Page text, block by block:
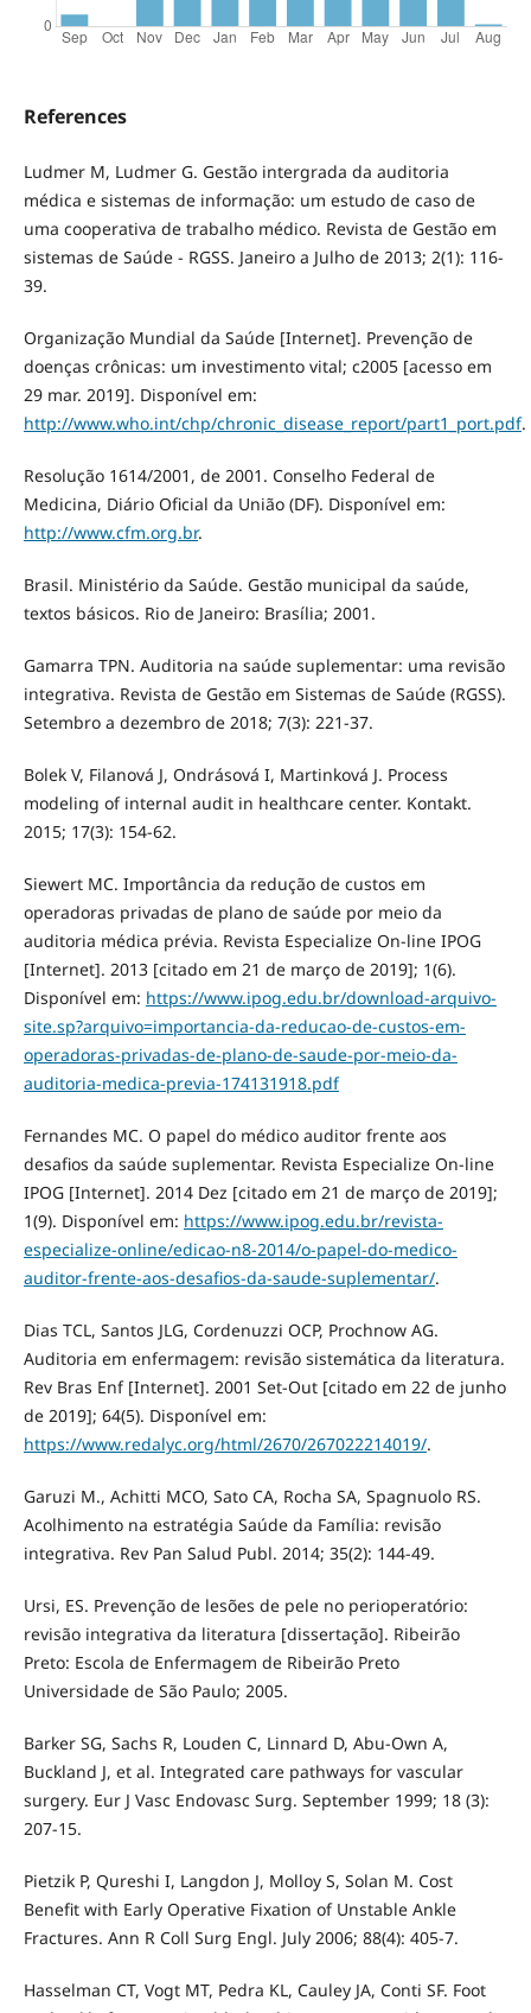
References
Ludmer M, Ludmer G. Gestão intergrada da auditoria
médica e sistemas de informação: um estudo de caso de
uma cooperativa de trabalho médico. Revista de Gestão em
sistemas de Saúde - RGSS. Janeiro a Julho de 2013; 2(1): 116-
39.
Organização Mundial da Saúde [Internet]. Prevenção de
doenças crônicas: um investimento vital; c2005 [acesso em
29 mar. 2019]. Disponível em:
http://www.who.int/chp/chronic_disease_report/part1_port.pdf.
Resolução 1614/2001, de 2001. Conselho Federal de
Medicina, Diário Oficial da União (DF). Disponível em:
http://www.cfm.org.br.
Brasil. Ministério da Saúde. Gestão municipal da saúde,
textos básicos. Rio de Janeiro: Brasília; 2001.
Gamarra TPN. Auditoria na saúde suplementar: uma revisão
integrativa. Revista de Gestão em Sistemas de Saúde (RGSS).
Setembro a dezembro de 2018; 7(3): 221-37.
Bolek V, Filanová J, Ondrásová I, Martinková J. Process
modeling of internal audit in healthcare center. Kontakt.
2015; 17(3): 154-62.
Siewert MC. Importância da redução de custos em
operadoras privadas de plano de saúde por meio da
auditoria médica prévia. Revista Especialize On-line IPOG
[Internet]. 2013 [citado em 21 de março de 2019]; 1(6).
Disponível em: https://www.ipog.edu.br/download-arquivo-
site.sp?arquivo=importancia-da-reducao-de-custos-em-
operadoras-privadas-de-plano-de-saude-por-meio-da-
auditoria-medica-previa-174131918.pdf
Fernandes MC. O papel do médico auditor frente aos
desafios da saúde suplementar. Revista Especialize On-line
IPOG [Internet]. 2014 Dez [citado em 21 de março de 2019];
1(9). Disponível em: https://www.ipog.edu.br/revista-
especialize-online/edicao-n8-2014/o-papel-do-medico-
auditor-frente-aos-desafios-da-saude-suplementar/.
Dias TCL, Santos JLG, Cordenuzzi OCP, Prochnow AG.
Auditoria em enfermagem: revisão sistemática da literatura.
Rev Bras Enf [Internet]. 2001 Set-Out [citado em 22 de junho
de 2019]; 64(5). Disponível em:
https://www.redalyc.org/html/2670/267022214019/.
Garuzi M., Achitti MCO, Sato CA, Rocha SA, Spagnuolo RS.
Acolhimento na estratégia Saúde da Família: revisão
integrativa. Rev Pan Salud Publ. 2014; 35(2): 144-49.
Ursi, ES. Prevenção de lesões de pele no perioperatório:
revisão integrativa da literatura [dissertação]. Ribeirão
Preto: Escola de Enfermagem de Ribeirão Preto
Universidade de São Paulo; 2005.
Barker SG, Sachs R, Louden C, Linnard D, Abu-Own A,
Buckland J, et al. Integrated care pathways for vascular
surgery. Eur J Vasc Endovasc Surg. September 1999; 18 (3):
207-15.
Pietzik P, Qureshi I, Langdon J, Molloy S, Solan M. Cost
Benefit with Early Operative Fixation of Unstable Ankle
Fractures. Ann R Coll Surg Engl. July 2006; 88(4): 405-7.
Hasselman CT, Vogt MT, Pedra KL, Cauley JA, Conti SF. Foot